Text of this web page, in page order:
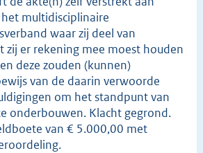
multidisciplinaire
waar zij deel van
zij er rekening mee moest houden
deze zouden (kunnen)
van de daarin verwoorde
om het standpunt van
onderbouwen. Klacht gegrond.
van € 5.000,00 met